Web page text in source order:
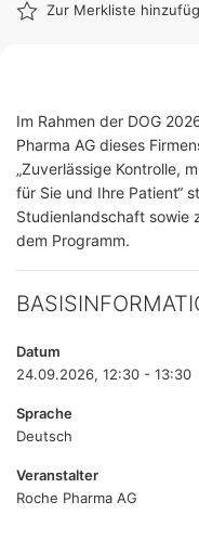
Zur Merkliste
Im Rahmen der DOG
Pharma AG dieses
„Zuverlässige Kontrolle,
für Sie und Ihre Patient“
Studienlandschaft sowie
dem Programm.
Datum
24.09.2026, 12:30 - 13:30
Sprache
Deutsch
Veranstalter
Roche Pharma AG